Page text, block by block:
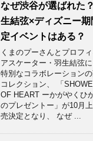
なぜ渋谷が選ばれた
生結弦×ディズニー期
定イベントはある？
くまのプーさんとプロフ
アスケーター・羽生結弦
特別なコラボレーション
コレクション、 「
OF HEART ーかがやくひ
のプレゼントー」が10月
売決定となり、 なぜ ...